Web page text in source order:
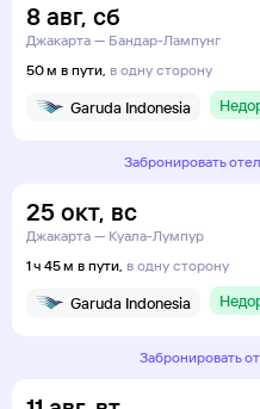
8 авг, сб
Джакарта — Бандар-Лампунг
50 м в пути, в одну сторону
Garuda Indonesia
Забронировать
25 окт, вс
Джакарта — Куала-Лумпур
1 ч 45 м в пути, в одну сторону
Garuda Indonesia
Забронировать